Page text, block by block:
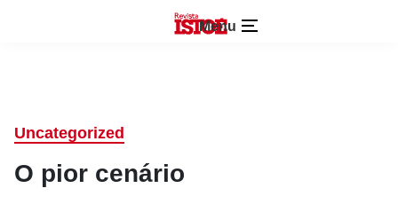
Menu
Uncategorized
O pior cenário